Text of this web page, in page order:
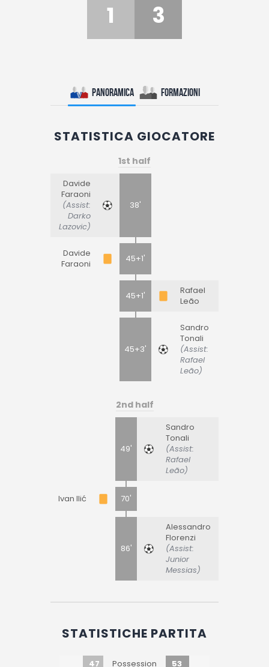
1 3
Panoramica Formazioni
STATISTICA GIOCATORE
1st half
Davide
Faraoni
(Assist:
Darko
Lazovic)
38'
Davide
Faraoni
45+1'
45+1'
Rafael
Leão
45+3'
Sandro
Tonali
(Assist:
Rafael
Leão)
2nd half
49'
Sandro
Tonali
(Assist:
Rafael
Leão)
Ivan Ilić 70'
86'
Alessandro
Florenzi
(Assist:
Junior
Messias)
STATISTICHE PARTITA
47 Possession
53